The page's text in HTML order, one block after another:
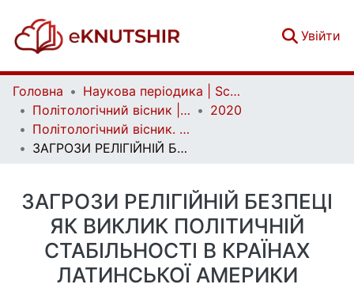
Увійти
Головна
Наукова періодика | Scientific periodicals
Політологічний вісник | Politology bulletin
2020
Політологічний вісник. Випуск 84
ЗАГРОЗИ РЕЛІГІЙНІЙ БЕЗПЕЦІ ЯК ВИКЛИК ПОЛІТИЧНІЙ СТАБІЛЬНОСТІ В КРАЇНАХ ЛАТИНСЬКОЇ АМЕРИКИ
ЗАГРОЗИ РЕЛІГІЙНІЙ БЕЗПЕЦІ
ЯК ВИКЛИК ПОЛІТИЧНІЙ
СТАБІЛЬНОСТІ В КРАЇНАХ
ЛАТИНСЬКОЇ АМЕРИКИ